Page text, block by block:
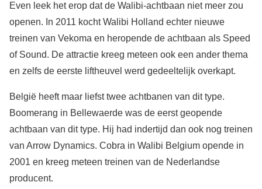
Even leek het erop dat de Walibi-achtbaan niet meer zou
openen. In 2011 kocht Walibi Holland echter nieuwe
treinen van Vekoma en heropende de achtbaan als Speed
of Sound. De attractie kreeg meteen ook een ander thema
en zelfs de eerste liftheuvel werd gedeeltelijk overkapt.
België heeft maar liefst twee achtbanen van dit type.
Boomerang in Bellewaerde was de eerst geopende
achtbaan van dit type. Hij had indertijd dan ook nog treinen
van Arrow Dynamics. Cobra in Walibi Belgium opende in
2001 en kreeg meteen treinen van de Nederlandse
producent.